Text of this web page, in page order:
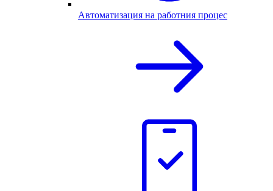
Автоматизация на работния процес